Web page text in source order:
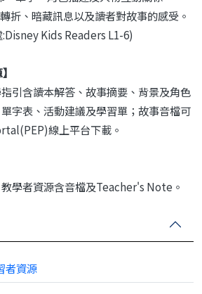
折、暗藏訊息以及讀者對故事的感受。
Kids Readers L1-6)
引含讀本解答、故事摘要、背景及角色
字表、活動建議及學習單；故事音檔可
線上平台下載。
學者資源含音檔及Teacher's Note。
者資源